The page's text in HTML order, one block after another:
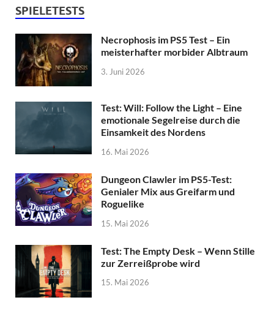
SPIELETESTS
Necrophosis im PS5 Test – Ein
meisterhafter morbider Albtraum
3. Juni 2026
Test: Will: Follow the Light – Eine
emotionale Segelreise durch die
Einsamkeit des Nordens
16. Mai 2026
Dungeon Clawler im PS5-Test:
Genialer Mix aus Greifarm und
Roguelike
15. Mai 2026
Test: The Empty Desk – Wenn Stille
zur Zerreißprobe wird
15. Mai 2026